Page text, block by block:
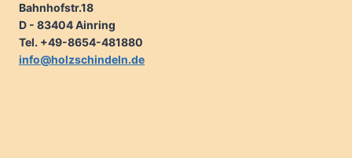
Bahnhofstr.18
D - 83404 Ainring
Tel. +49-8654-481880
info@holzschindeln.de